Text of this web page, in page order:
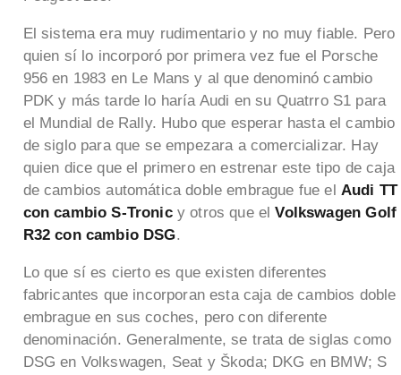
El sistema era muy rudimentario y no muy fiable. Pero
quien sí lo incorporó por primera vez fue el Porsche
956 en 1983 en Le Mans y al que denominó cambio
PDK y más tarde lo haría Audi en su Quatrro S1 para
el Mundial de Rally. Hubo que esperar hasta el cambio
de siglo para que se empezara a comercializar. Hay
quien dice que el primero en estrenar este tipo de caja
de cambios automática doble embrague fue el Audi TT
con cambio S-Tronicy otros que elVolkswagen Golf
R32 con cambio DSG.
Lo que sí es cierto es que existen diferentes
fabricantes que incorporan esta caja de cambios doble
embrague en sus coches, pero con diferente
denominación. Generalmente, se trata de siglas como
DSG en Volkswagen, Seat y Škoda; DKG en BMW; S